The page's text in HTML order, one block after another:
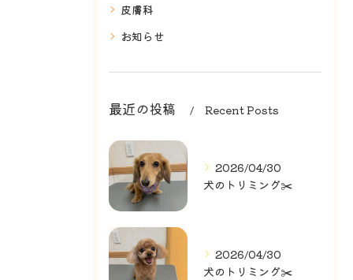
皮膚科
お知らせ
最近の投稿 Recent Posts
2026/04/30
犬のトリミング✂️
2026/04/30
犬のトリミング✂️